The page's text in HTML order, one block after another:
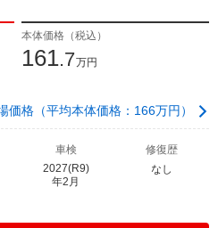
本体価格（税込）
161.7万円
価格（平均本体価格：166万円）
車検
2027(R9)
年2月
修復歴
なし